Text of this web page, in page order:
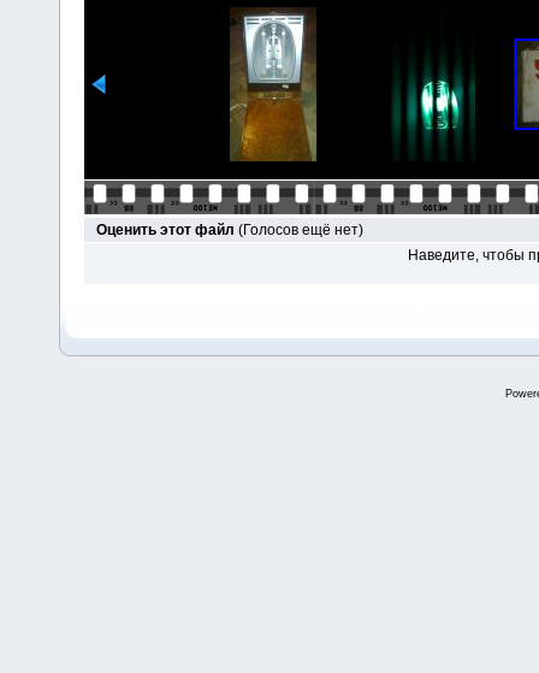
Оценить этот файл (Голосов ещё нет)
Наведите, чтобы